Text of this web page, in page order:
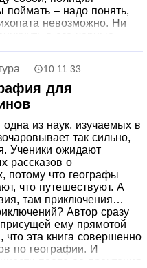
поймать – надо понять,
невозможно. Ни
диагноз…
10:11:33
для
из наук, изучаемых в
так сильно,
Ученики ожидают
рассказов о
потому что географы
что путешествуют. А
там приключения…
Автор сразу
ему прямотой
что эта книга совершенно
по географии. И
после ее прочтения